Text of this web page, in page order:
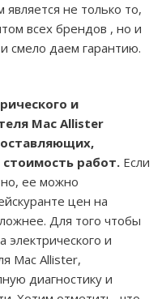
не только то,
всех брендов , но и
смело даем гарантию.
и
Mac Allister
работ. Если
ее можно
цен на
Для того чтобы
электрического и
Mac Allister,
диагностику и